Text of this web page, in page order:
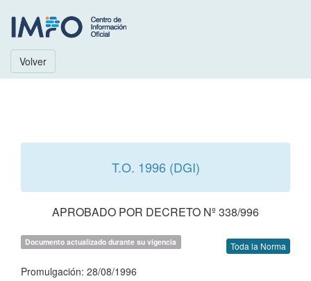
Volver
T.O. 1996 (DGI)
APROBADO POR DECRETO Nº 338/996
Documento actualizado durante su vigencia Toda la Norma
Promulgación: 28/08/1996